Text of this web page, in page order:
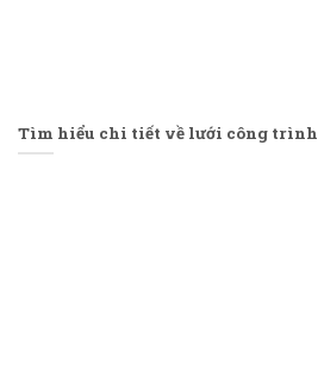
Tìm hiểu chi tiết về lưới công trình